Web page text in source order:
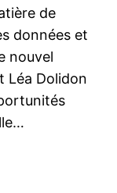
de
données et
nouvel
Léa Dolidon